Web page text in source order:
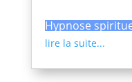
Hypnose
lire la suite...